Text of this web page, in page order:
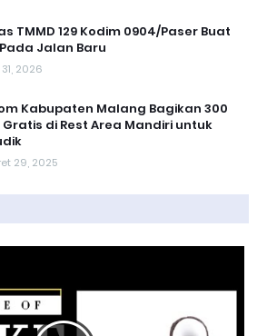
TMMD 129 Kodim 0904/Paser Buat
Jalan Baru
2026
Kabupaten Malang Bagikan 300
Gratis di Rest Area Mandiri untuk
29, 2025